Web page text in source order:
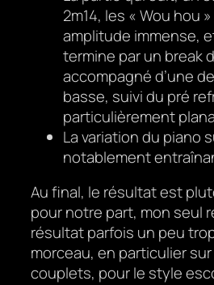
2m14, les « Wou hou
amplitude immense,
termine par un break
accompagné d’une
basse, suivi du pré
particulièrement
La variation du piano
notablement
Au final, le résultat est
pour notre part, mon seul
résultat parfois un peu
morceau, en particulier
couplets, pour le style